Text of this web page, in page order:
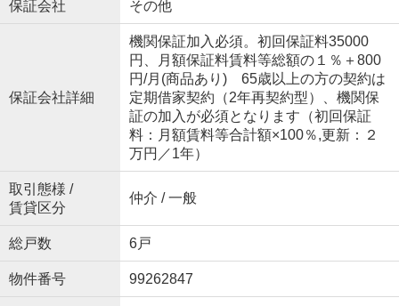
保証会社 その他
保証会社詳細
機関保証加入必須。初回保証料35000
円、月額保証料賃料等総額の１％＋800
円/月(商品あり) 65歳以上の方の契約は
定期借家契約（2年再契約型）、機関保
証の加入が必須となります（初回保証
料：月額賃料等合計額×100％,更新：２
万円／1年）
取引態様 /
賃貸区分
仲介 / 一般
総戸数 6戸
物件番号 99262847